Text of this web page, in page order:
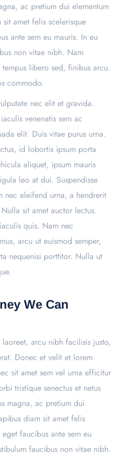
ac pretium dui elementum
amet felis scelerisque
ante sem eu mauris. In eu
non vitae nibh. Nam
libero sed, finibus arcu.
commodo.
nec elit et gravida.
venenatis sem ac
elit. Duis vitae purus urna.
id lobortis ipsum porta
aliquet, ipsum mauris
leo at dui. Suspendisse
nec eleifend urna, a hendrerit
sit amet auctor lectus.
quis. Nam nec
arcu ut euismod semper,
nequenisi porttitor. Nulla ut
We Can
arcu nibh facilisis justo,
Donec et velit et lorem
sit amet sem vel urna efficitur
tristique senectus et netus
magna, ac pretium dui
diam sit amet felis
faucibus ante sem eu
faucibus non vitae nibh.